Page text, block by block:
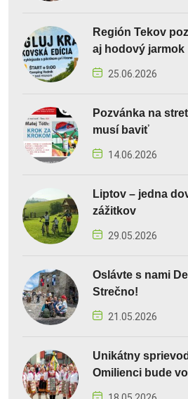
Región Tekov
aj hodový jarmok
25.06.2026
Pozvánka na
musí baviť
14.06.2026
Liptov – jedna
zážitkov
29.05.2026
Oslávte s nami
Strečno!
21.05.2026
Unikátny
Omilienci bude